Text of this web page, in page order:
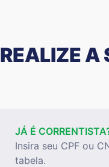
REALIZE A
JÁ É
Insira seu CPF ou
tabela.